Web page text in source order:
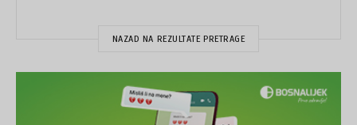
NAZAD NA REZULTATE PRETRAGE